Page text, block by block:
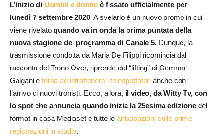
L’inizio di Uomini e donne è fissato ufficialmente per
lunedì 7 settembre 2020. A svelarlo è un nuovo promo in cui
viene rivelato quando va in onda la prima puntata della
nuova stagione del programma di Canale 5. Dunque, la
trasmissione condotta da Maria De Filippi ricomincia dal
racconto del Trono Over, riprende dal “lifting” di Gemma
Galgani e torna ad intrattenere i telespettatori anche con
l’arrivo di nuovi tronisti. Ecco, allora, il video, da Witty Tv, con
lo spot che annuncia quando inizia la 25esima edizione del
format in casa Mediaset e tutte le anticipazioni sulle prime
registrazioni in studio.